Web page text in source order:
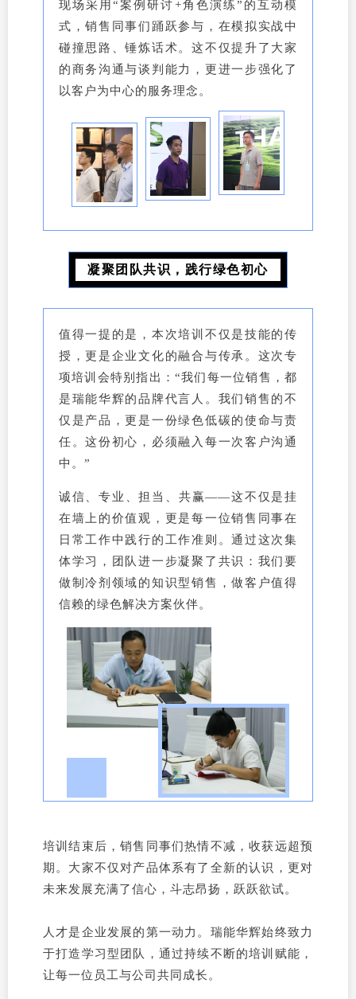
现场采用“案例研讨+角色演练”的互动模
式，销售同事们踊跃参与，在模拟实战中
碰撞思路、锤炼话术。这不仅提升了大家
的商务沟通与谈判能力，更进一步强化了
以客户为中心的服务理念。
凝聚团队共识，践行绿色初心
值得一提的是，本次培训不仅是技能的传
授，更是企业文化的融合与传承。这次专
项培训会特别指出：“我们每一位销售，都
是瑞能华辉的品牌代言人。我们销售的不
仅是产品，更是一份绿色低碳的使命与责
任。这份初心，必须融入每一次客户沟通
中。”
诚信、专业、担当、共赢——这不仅是挂
在墙上的价值观，更是每一位销售同事在
日常工作中践行的工作准则。通过这次集
体学习，团队进一步凝聚了共识：我们要
做制冷剂领域的知识型销售，做客户值得
信赖的绿色解决方案伙伴。
培训结束后，销售同事们热情不减，收获远超预
期。大家不仅对产品体系有了全新的认识，更对
未来发展充满了信心，斗志昂扬，跃跃欲试。
人才是企业发展的第一动力。瑞能华辉始终致力
于打造学习型团队，通过持续不断的培训赋能，
让每一位员工与公司共同成长。